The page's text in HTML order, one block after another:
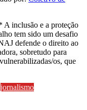
inclusão e a proteção
tem sido um desafio
defende o direito ao
sobretudo para
os, que
jornalismo